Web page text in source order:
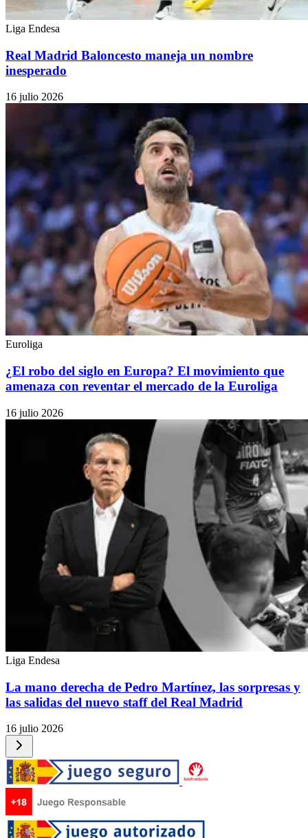
Liga Endesa
Real Madrid Baloncesto maneja un nombre
inesperado
16 julio 2026
Euroliga
¿El robo del siglo en Europa? El movimiento que
amenaza con reventar el mercado de la Euroliga
16 julio 2026
Liga Endesa
La mano derecha de Pedro Martínez, las sorpresas y
las salidas del nuevo staff del Real Madrid
16 julio 2026